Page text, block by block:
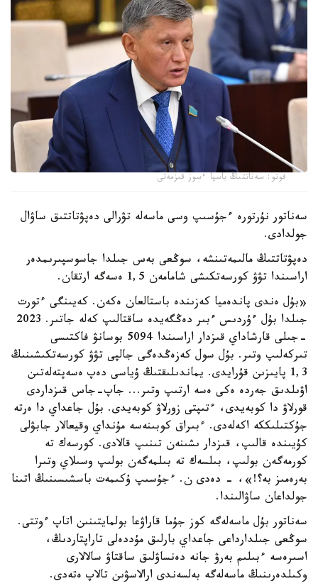
فوتو: سەناتتىڭ باسپا ءسوز قىزمەتى
سەناتور نۇرتورە ءجۇسىپ وسى ماسەلە تۋرالى دەپۋتاتتىق ساۋال
جولدادى.
دەپۋتاتتىڭ مالىمەتىنشە، سوڭعى بەس جىلدا جاسوسپىرىمدەر
اراسىندا تۋۋ كورسەتكىشى شامامەن 1,5 ەسەگە ارتقان.
«بۇل ەندى پاندەميا كەزىندە باستالعان ەكەن. كەيىنگى ءتورت
جىلدا بۇل ءۇردىس ءبىر دەڭگەيدە ساقتالىپ كەلە جاتىر. 2023
-جىلى قارشاداي قىزدار اراسىندا 5094 بوسانۋ فاكتىسى
تىركەلىپ وتىر. بۇل سول كەزەڭدەگى جالپى تۋۋ كورسەتكىشىنىڭ
1,3 پايىزىن قۇرايدى. يماندىلىقتىڭ ۇياسى دەپ ەسەپتەلەتىن
اۋىلدىق جەردە ەكى ەسە ارتىپ وتىر... جاپ-جاس قىزداردى
قورلاۋ دا كوبەيدى، ءتىپتى زورلاۋ كوبەيدى. بۇل جاعداي دا ەرتە
جۇكتىلىككە اكەلەدى. ءبىراق كوبىنەسە مۇنداي وقيعالار جابۋلى
كۇيىندە قالىپ، قىزدار ىشىنەن تىنىپ قالادى. كورسەك تە
كورمەگەن بولىپ، بىلسەك تە بىلمەگەن بولىپ وسىلاي وتىرا
بەرەمىز بە؟!»، - دەدى ن. ءجۇسىپ ۇكىمەت باسشىسىنىڭ اتىنا
جولداعان ساۋالىندا.
سەناتور بۇل ماسەلەگە كوز جۇما قاراۋعا بولمايتىنىن اتاپ ءوتتى.
سوڭعى جىلدارداعى جاعداي بارلىق مۇددەلى تاراپتاردىڭ،
اسىرەسە ءبىلىم بەرۋ جانە دەنساۋلىق ساقتاۋ سالالارى
وكىلدەرىنىڭ ماسەلەگە بەلسەندى ارالاسۋىن تالاپ ەتەدى.